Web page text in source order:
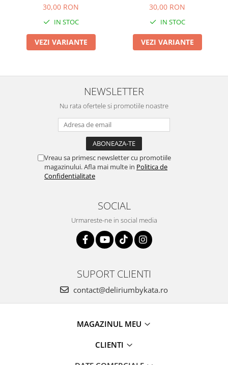
30,00 RON
IN STOC
VEZI VARIANTE
30,00 RON
IN STOC
VEZI VARIANTE
NEWSLETTER
Nu rata ofertele si promotiile noastre
Vreau sa primesc newsletter cu promotiile
magazinului. Afla mai multe in Politica de
Confidentialitate
SOCIAL
Urmareste-ne in social media
SUPORT CLIENTI
contact@deliriumbykata.ro
MAGAZINUL MEU
CLIENTI